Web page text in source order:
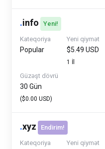
.info Yeni!
Kateqoriya
Popular
Yeni qiymət
$5.49 USD
1 İl
Güzəşt dövrü
30 Gün
($0.00 USD)
.xyz Endirim!
Kateqoriya Yeni qiymət